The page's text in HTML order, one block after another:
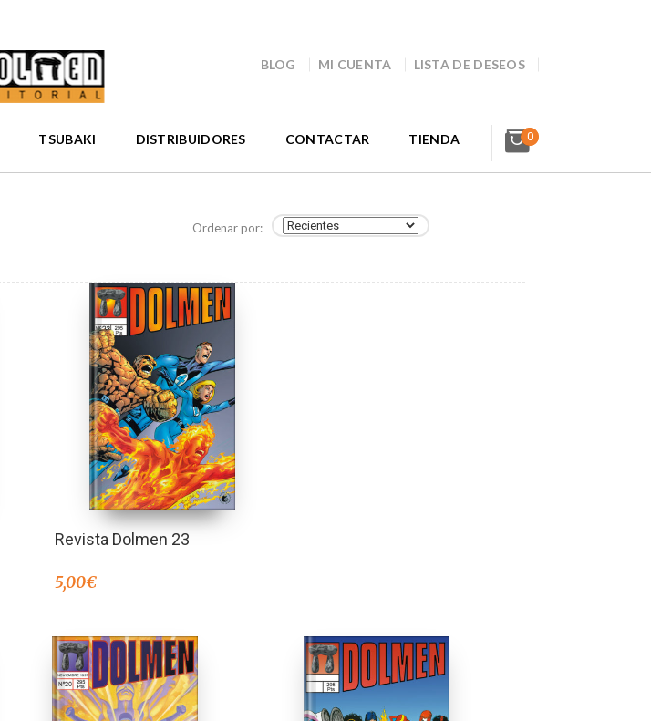
BLOG MI CUENTA LISTA DE DESEOS
TSUBAKI DISTRIBUIDORES CONTACTAR TIENDA 0
Ordenar por:
Revista Dolmen 23
5,00€